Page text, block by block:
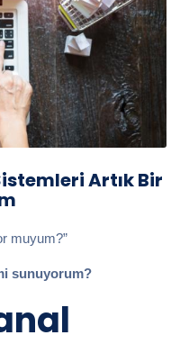
Artık Bir
muyum?”
sunuyorum?